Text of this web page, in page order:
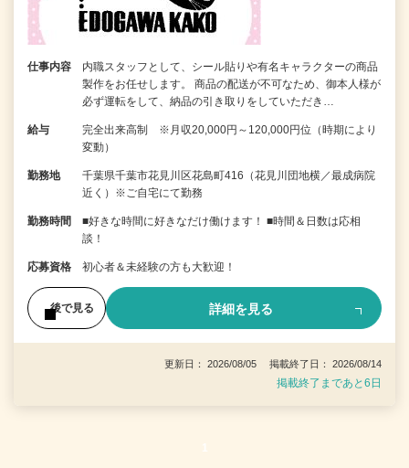
仕事内容
内職スタッフとして、シール貼りや有名キャラクターの商品
製作をお任せします。 商品の配送が不可なため、御本人様が
必ず運転をして、納品の引き取りをしていただき…
給与
完全出来高制 ※月収20,000円～120,000円位（時期により
変動）
勤務地
千葉県千葉市花見川区花島町416（花見川団地横／最成病院
近く）※ご自宅にて勤務
勤務時間
■好きな時間に好きなだけ働けます！ ■時間＆日数は応相
談！
応募資格 初心者＆未経験の方も大歓迎！
後で見る 詳細を見る
更新日： 2026/08/05 掲載終了日： 2026/08/14
掲載終了まであと6日
1